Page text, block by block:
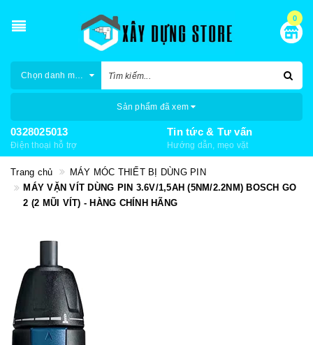
0
Chọn danh mục
Sản phẩm đã xem
0328025013
Điện thoại hỗ trợ
Tin tức & Tư vấn
Hướng dẫn, mẹo vặt
Trang chủ
MÁY MÓC THIẾT BỊ DÙNG PIN
MÁY VẶN VÍT DÙNG PIN 3.6V/1,5AH (5NM/2.2NM) BOSCH GO
2 (2 MŨI VÍT) - HÀNG CHÍNH HÃNG